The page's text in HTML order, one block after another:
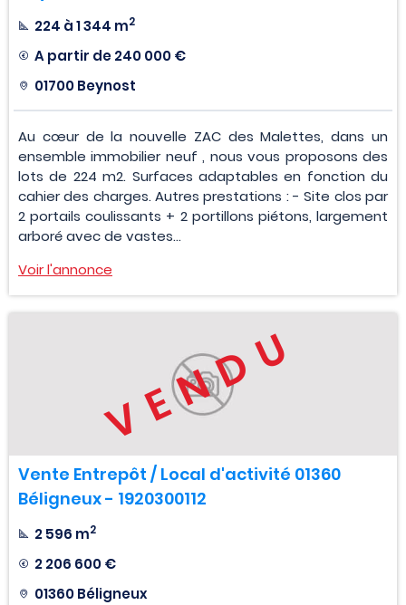
224 à 1 344 m2
A partir de240 000 €
01700 Beynost
Au cœur de la nouvelle ZAC des Malettes, dans un
ensemble immobilier neuf , nous vous proposons des
lots de 224 m2. Surfaces adaptables en fonction du
cahier des charges. Autres prestations : - Site clos par
2 portails coulissants + 2 portillons piétons, largement
arboré avec de vastes...
Voir l'annonce
VENDU
Vente Entrepôt / Local d'activité 01360
Béligneux - 1920300112
2 596 m2
2 206 600 €
01360 Béligneux